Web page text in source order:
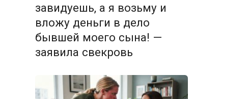
завидуешь, а я возьму и
вложу деньги в дело
бывшей моего сына! —
заявила свекровь